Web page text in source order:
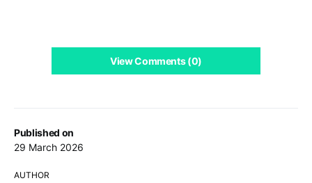
Published on
29 March 2026
AUTHOR
View Comments (0)